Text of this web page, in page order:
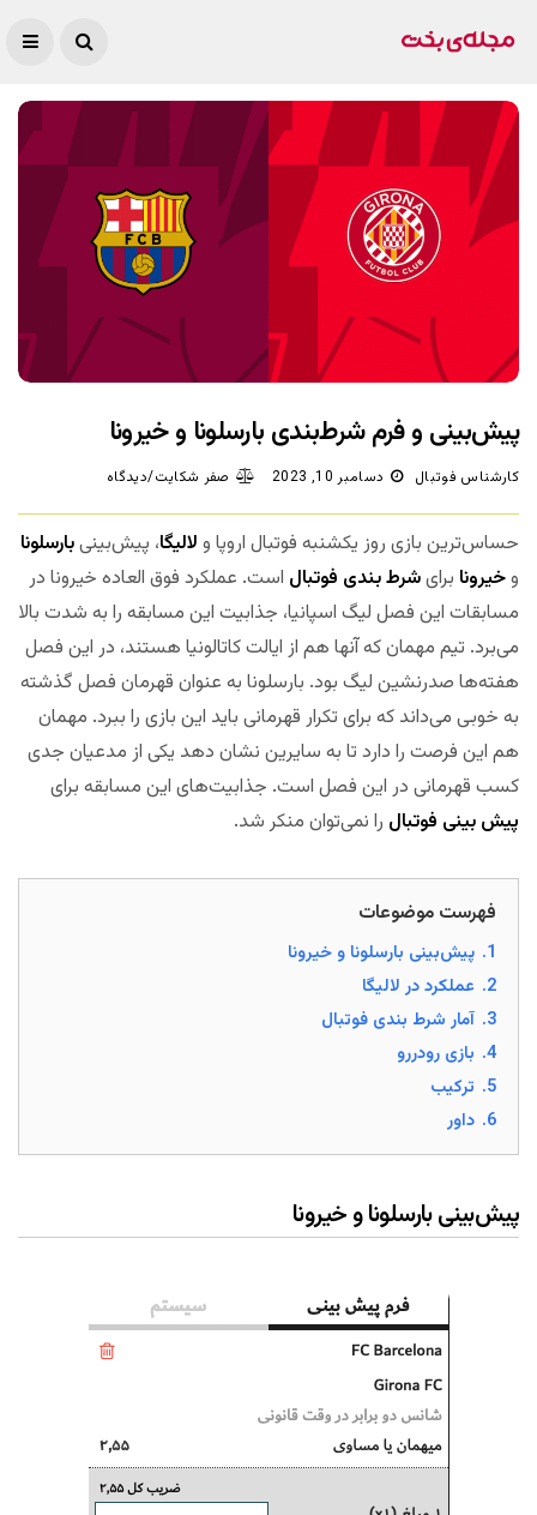
پیش‌بینی و فرم شرط‌بندی بارسلونا و خیرونا
کارشناس فوتبال دسامبر 10, 2023 صفر شکایت/دیدگاه
حساس‌ترین بازی روز یکشنبه فوتبال اروپا و لالیگا، پیش‌بینیبارسلونا
وخیرونا برایشرط بندی فوتبال است. عملکرد فوق العاده خیرونا در
مسابقات این فصل لیگ اسپانیا، جذابیت این مسابقه را به شدت بالا
می‌برد. تیم مهمان که آنها هم از ایالت کاتالونیا هستند، در این فصل
هفته‌ها صدرنشین لیگ بود. بارسلونا به عنوان قهرمان فصل گذشته
به خوبی می‌داند که برای تکرار قهرمانی باید این بازی را ببرد. مهمان
هم این فرصت را دارد تا به سایرین نشان دهد یکی از مدعیان جدی
کسب قهرمانی در این فصل است. جذابیت‌های این مسابقه برای
پیش بینی فوتبال را نمی‌توان منکر شد.
فهرست موضوعات
1. پیش‌بینی بارسلونا و خیرونا
2. عملکرد در لالیگا
3. آمار شرط بندی فوتبال
4. بازی رودررو
5. ترکیب
6. داور
پیش‌بینی بارسلونا و خیرونا